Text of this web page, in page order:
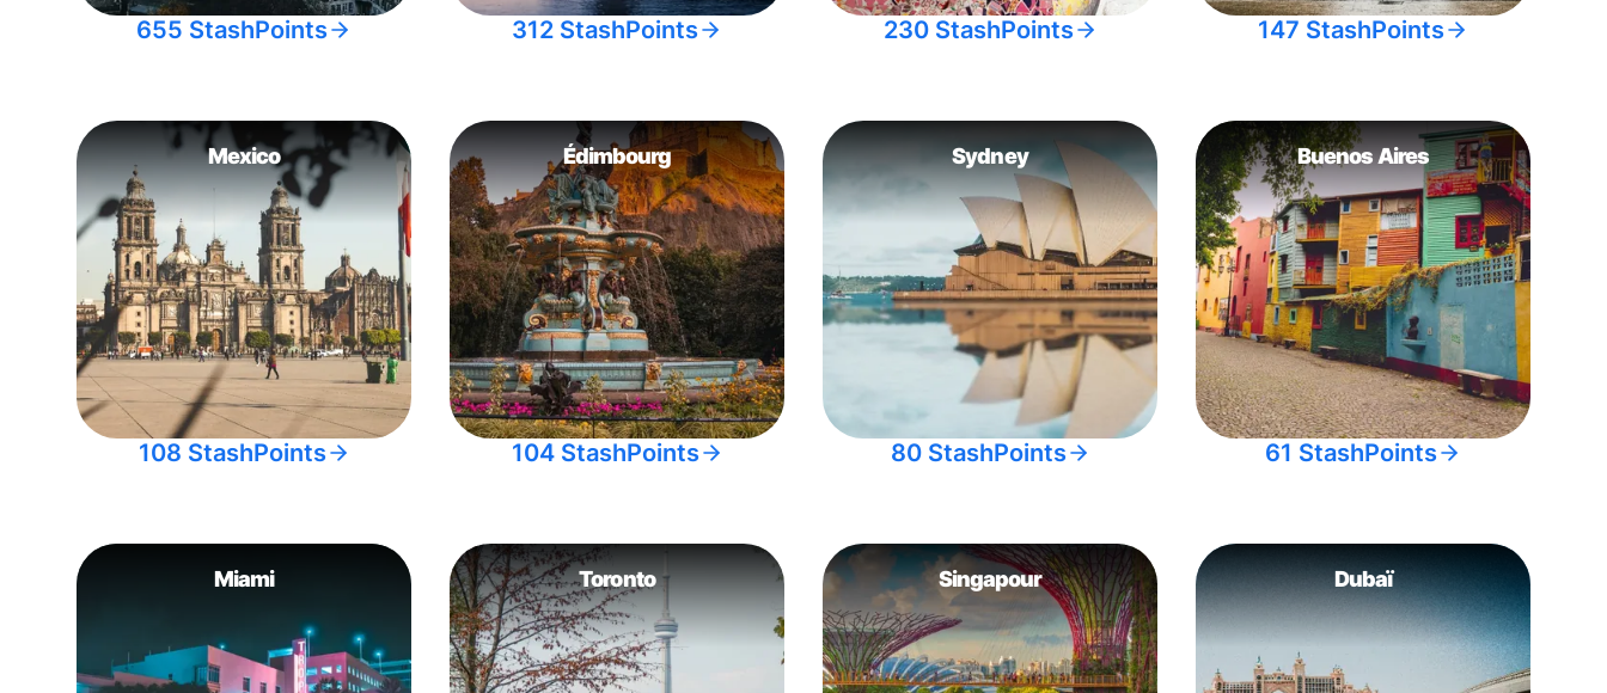
655 StashPoints 312 StashPoints 230 StashPoints 147 StashPoints
Mexico
108 StashPoints
Édimbourg
104 StashPoints
Sydney
80 StashPoints
Buenos Aires
61 StashPoints
Miami Toronto Singapour Dubaï